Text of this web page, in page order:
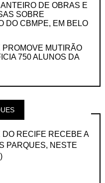
DE OBRAS E
SOBRE
DO CBMPE, EM BELO
MUTIRÃO
750 ALUNOS DA
DO RECIFE RECEBE A
PARQUES, NESTE